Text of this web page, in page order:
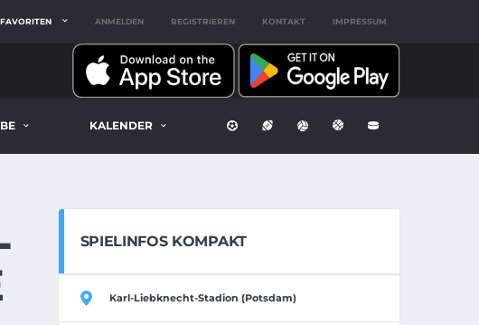
ANMELDEN REGISTRIEREN KONTAKT IMPRESSUM
KALENDER
SPIELINFOS KOMPAKT
Karl-Liebknecht-Stadion (Potsdam)